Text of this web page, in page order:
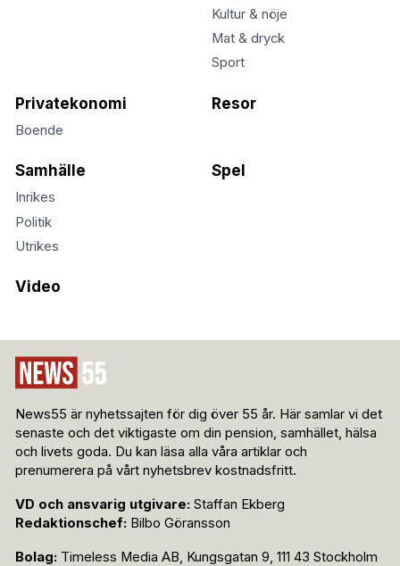
Kultur & nöje
Mat & dryck
Sport
Privatekonomi
Boende
Resor
Samhälle
Inrikes
Politik
Utrikes
Spel
Video
News55 är nyhetssajten för dig över 55 år. Här samlar vi det
senaste och det viktigaste om din pension, samhället, hälsa
och livets goda. Du kan läsa alla våra artiklar och
prenumerera på vårt nyhetsbrev kostnadsfritt.
VD och ansvarig utgivare: Staffan Ekberg
Redaktionschef: Bilbo Göransson
Bolag: Timeless Media AB, Kungsgatan 9, 111 43 Stockholm